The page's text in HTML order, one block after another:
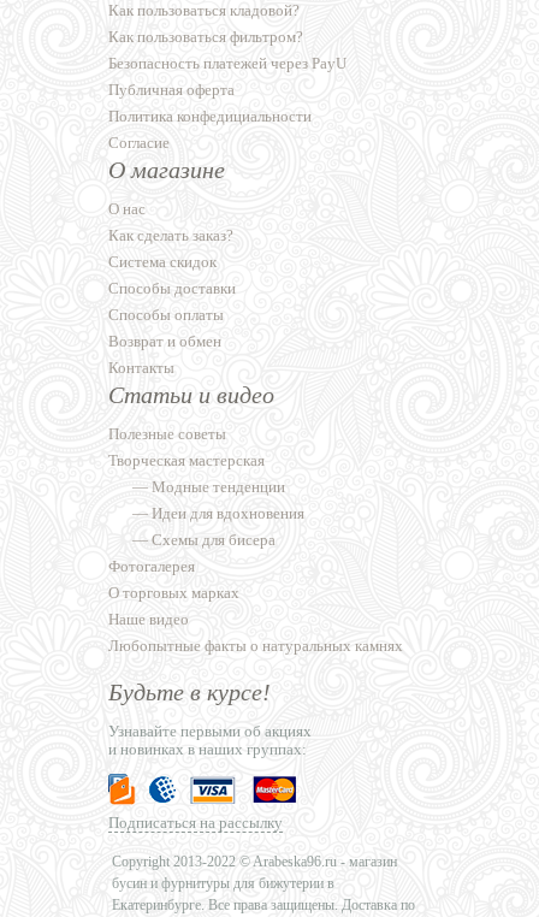
Как пользоваться кладовой?
Как пользоваться фильтром?
Безопасность платежей через PayU
Публичная оферта
Политика конфедициальности
Согласие
О магазине
О нас
Как сделать заказ?
Система скидок
Способы доставки
Способы оплаты
Возврат и обмен
Контакты
Статьи и видео
Полезные советы
Творческая мастерская
— Модные тенденции
— Идеи для вдохновения
— Схемы для бисера
Фотогалерея
О торговых марках
Наше видео
Любопытные факты о натуральных камнях
Будьте в курсе!
Узнавайте первыми об акциях
и новинках в наших группах:
Подписаться на рассылку
Copyright 2013-2022 © Arabeska96.ru - магазин
бусин и фурнитуры для бижутерии в
Екатеринбурге. Все права защищены. Доставка по